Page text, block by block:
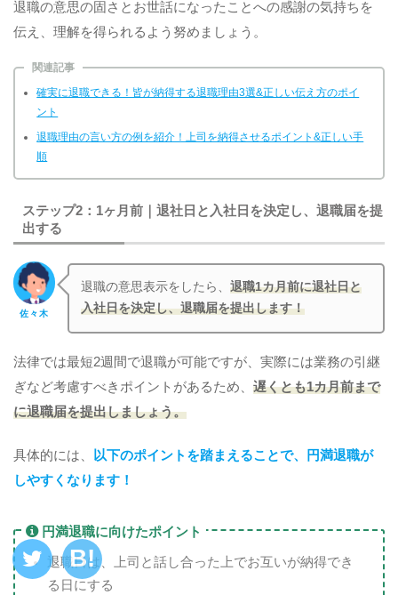
退職の意思の固さとお世話になったことへの感謝の気持ちを
伝え、理解を得られるよう努めましょう。
関連記事
確実に退職できる！皆が納得する退職理由3選&正しい伝え方のポイ
ント
退職理由の言い方の例を紹介！上司を納得させるポイント&正しい手
順
ステップ2：1ヶ月前｜退社日と入社日を決定し、退職届を提
出する
佐々木
退職の意思表示をしたら、退職1カ月前に退社日と
入社日を決定し、退職届を提出します！
法律では最短2週間で退職が可能ですが、実際には業務の引継
ぎなど考慮すべきポイントがあるため、 遅くとも1カ月前まで
に退職届を提出しましょう。
具体的には、 以下のポイントを踏まえることで、円満退職が
しやすくなります！
円満退職に向けたポイント
退職日は、上司と話し合った上でお互いが納得でき
る日にする